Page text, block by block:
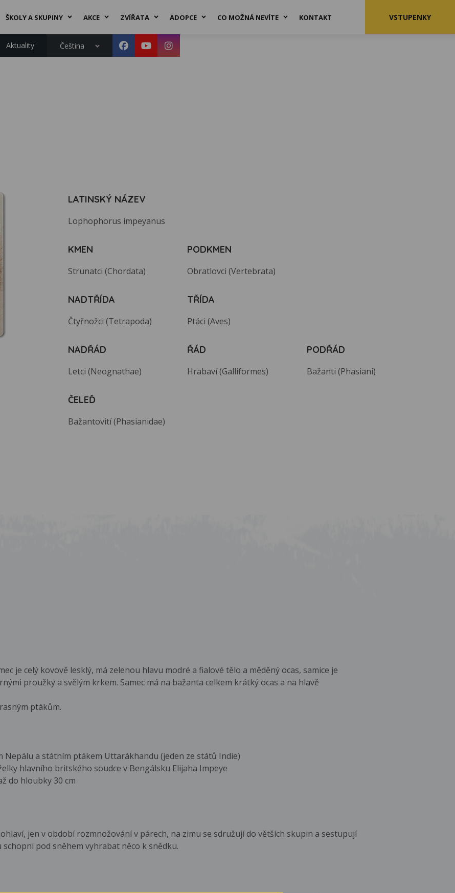
ŠKOLY A SKUPINY AKCE ZVÍŘATA ADOPCE CO MOŽNÁ NEVÍTE KONTAKT VSTUPENKY
Aktuality Čeština
LATINSKÝ NÁZEV
Lophophorus impeyanus
KMEN
Strunatci (Chordata)
PODKMEN
Obratlovci (Vertebrata)
NADTŘÍDA
Čtyřnožci (Tetrapoda)
TŘÍDA
Ptáci (Aves)
NADŘÁD
Letci (Neognathae)
ŘÁD
Hrabaví (Galliformes)
PODŘÁD
Bažanti (Phasiani)
ČELEĎ
Bažantovití (Phasianidae)
je celý kovově lesklý, má zelenou hlavu modré a fialové tělo a měděný ocas, samice je
proužky a svělým krkem. Samec má na bažanta celkem krátký ocas a na hlavě
ptákům.
a státním ptákem Uttarákhandu (jeden ze států Indie)
hlavního britského soudce v Bengálsku Elijaha Impeye
do hloubky 30 cm
jen v období rozmnožování v párech, na zimu se sdružují do větších skupin a sestupují
pod sněhem vyhrabat něco k snědku.